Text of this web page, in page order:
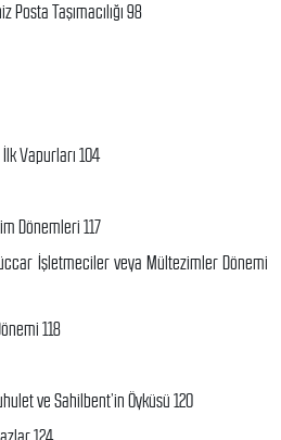
Posta Taşımacılığı 98
Vapurları 104
Dönemleri 117
İşletmeciler veya Mültezimler Dönemi
118
ve Sahilbent’in Öyküsü 120